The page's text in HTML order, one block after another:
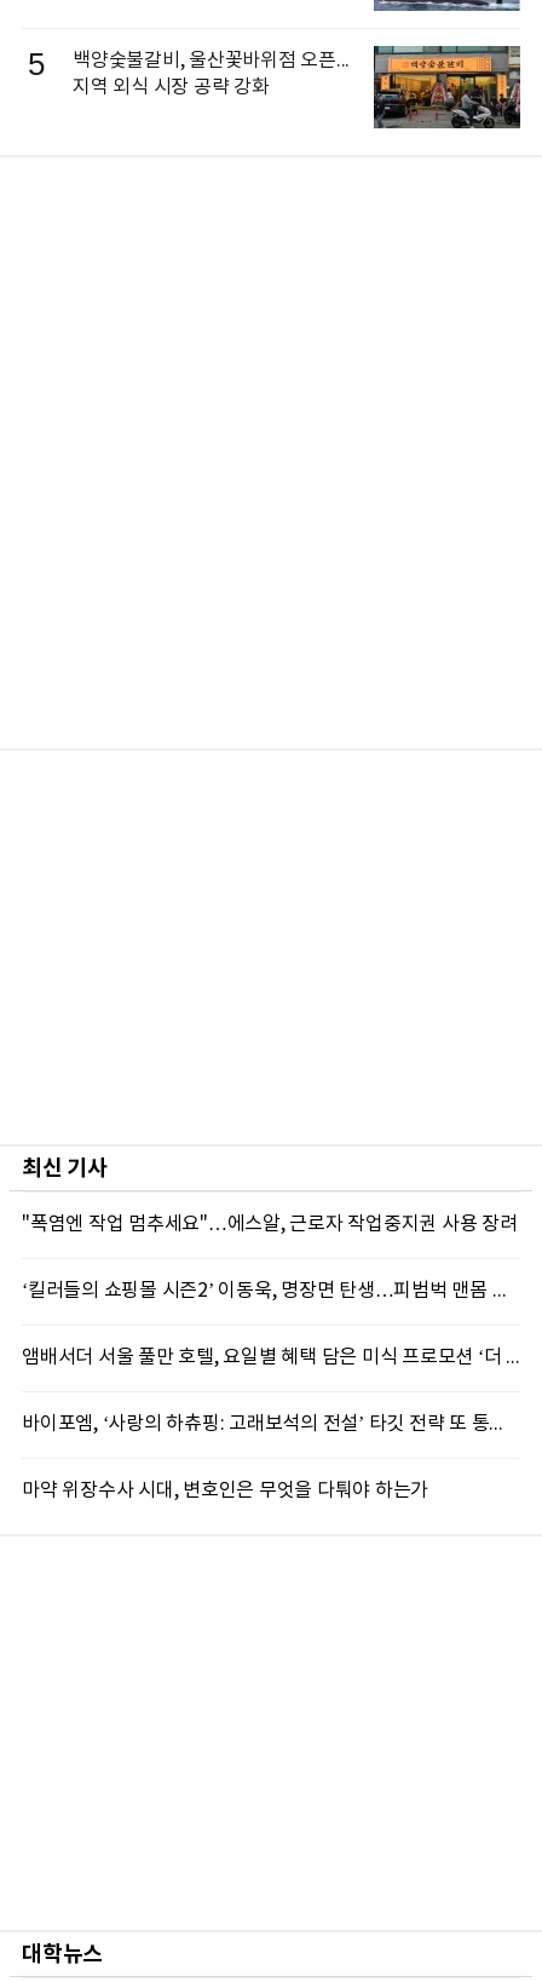
5
백양숯불갈비, 울산꽃바위점 오픈...
지역 외식 시장 공략 강화
최신 기사
"폭염엔 작업 멈추세요"…에스알, 근로자 작업중지권 사용 장려
‘킬러들의 쇼핑몰 시즌2’ 이동욱, 명장면 탄생…피범벅 맨몸 액션 ‘감탄’
앰배서더 서울 풀만 호텔, 요일별 혜택 담은 미식 프로모션 ‘더 킹스 : 다이닝 프리빌리지즈’ 선봬
바이포엠, ‘사랑의 하츄핑: 고래보석의 전설’ 타깃 전략 또 통했다
마약 위장수사 시대, 변호인은 무엇을 다퉈야 하는가
대학뉴스